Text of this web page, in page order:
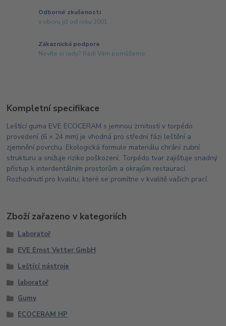
Odborné zkušenosti
v oboru již od roku 2001
Zákaznická podpora
Nevíte si rady? Rádi Vám pomůžeme.
Kompletní specifikace
Leštící guma EVE ECOCERAM s jemnou zrnitostí v torpédo
provedení (6 × 24 mm) je vhodná pro střední fázi leštění a
zjemnění povrchu. Ekologická formule materiálu chrání zubní
strukturu a snižuje riziko poškození. Torpédo tvar zajišťuje snadný
přístup k interdentálním prostorům a okrajům restaurací.
Rozhodnutí pro kvalitu, které se promítne v kvalitě vašich prací.
Zboží zařazeno v kategoriích
Laboratoř
EVE Ernst Vetter GmbH
Leštící nástroje
laboratoř
Gumy
ECOCERAM HP